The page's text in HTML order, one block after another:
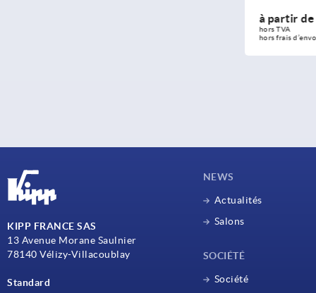
à partir de
hors TVA
hors frais
KIPP FRANCE SAS
13 Avenue Morane Saulnier
78140 Vélizy-Villacoublay
Standard
NEWS
Actualités
Salons
SOCIÉTÉ
Société